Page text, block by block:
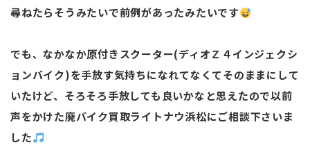
尋ねたらそうみたいで前例があったみたいです
でも、なかなか原付きスクーター(ディオＺ４インジェクシ
ョンバイク)を手放す気持ちになれてなくてそのままにして
いたけど、そろそろ手放しても良いかなと思えたので以前
声をかけた廃バイク買取ライトナウ浜松にご相談下さいま
した